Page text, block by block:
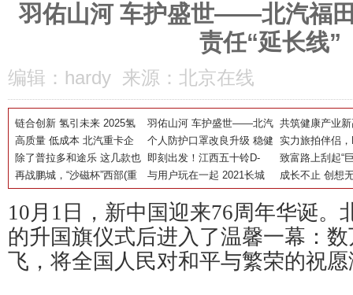
羽佑山河 车护盛世——北汽福
责任“延长线”
编辑：hardy 来源：北京在线
链合创新 氢引未来 2025氢
能论坛共商绿色发展新路径
羽佑山河 车护盛世——北汽
福田以国典品质赓续责任“延
长线”
共筑健康产业
国际健康发展
行
高质量 低成本 北汽重卡企
业战略在京发布
个人防护口罩改良升级 稳健
医疗环保口罩引领绿色发展
实力旅拍伴侣
护驾《阳光姐
岛之旅
除了普拉多和途乐 这几款也
很香 4款高性价比硬派越野
大盘点
即刻出发！江西五十铃D-
MAX与阳光姐妹淘8月11日
开启绮妙假期
致富路上刮起“
长货箱登陆唐
定
再战鹏城，“沙磁杯”西部(重
庆)科学城创新创业大赛华东
复赛在深圳举办
与用户玩在一起 2021长城
炮路亚国际锦标赛山东东平
开赛
成长不止 创想
竞技设计赛总
10月1日，新中国迎来76周年华诞。
的升国旗仪式后进入了温馨一幕：
飞，将全国人民对和平与繁荣的祝